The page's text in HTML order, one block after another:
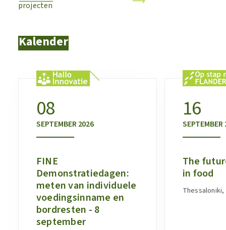
projecten
Kalender
08
SEPTEMBER2026
FINE
Demonstratiedagen:
meten van individuele
voedingsinname en
bordresten - 8
september
16
SEPTEMBER
The
in food